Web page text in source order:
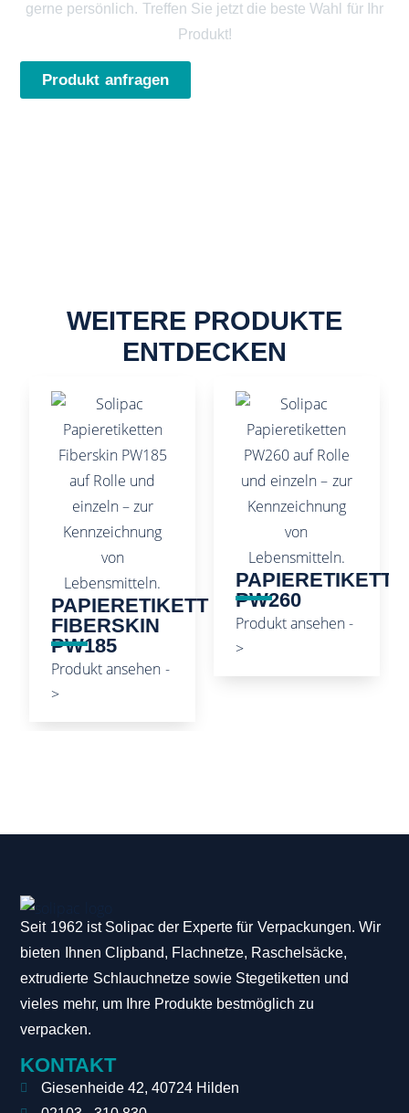
gerne persönlich. Treffen Sie jetzt die beste Wahl für Ihr
Produkt!
Produkt anfragen
WEITERE PRODUKTE
ENTDECKEN
PAPIERETIKETT
FIBERSKIN
PW185
Produkt ansehen -
>
PAPIERETIKETT
PW260
Produkt ansehen -
>
Seit 1962 ist Solipac der Experte für Verpackungen. Wir
bieten Ihnen Clipband, Flachnetze, Raschelsäcke,
extrudierte Schlauchnetze sowie Stegetiketten und
vieles mehr, um Ihre Produkte bestmöglich zu
verpacken.
KONTAKT
Giesenheide 42, 40724 Hilden